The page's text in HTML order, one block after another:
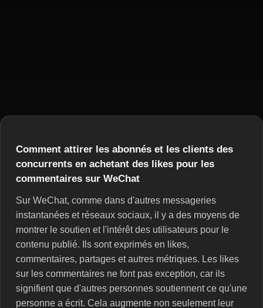
Comment attirer les abonnés et les clients des
concurrents en achetant des likes pour les
commentaires sur WeChat
Sur WeChat, comme dans d'autres messageries
instantanées et réseaux sociaux, il y a des moyens de
montrer le soutien et l'intérêt des utilisateurs pour le
contenu publié. Ils sont exprimés en likes,
commentaires, partages et autres métriques. Les likes
sur les commentaires ne font pas exception, car ils
signifient que d'autres personnes soutiennent ce qu'une
personne a écrit. Cela augmente non seulement leur